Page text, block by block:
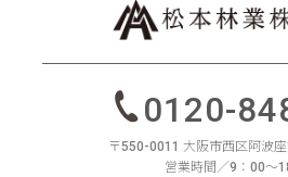
0120-
〒550-0011 大阪市西区阿波
営業時間／9：00〜